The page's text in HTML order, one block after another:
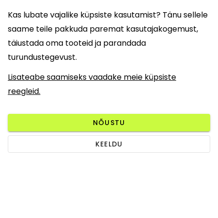
Kas lubate vajalike küpsiste kasutamist? Tänu sellele
saame teile pakkuda paremat kasutajakogemust,
täiustada oma tooteid ja parandada
turundustegevust.
Lisateabe saamiseks vaadake meie küpsiste
reegleid.
NÕUSTU
KEELDU